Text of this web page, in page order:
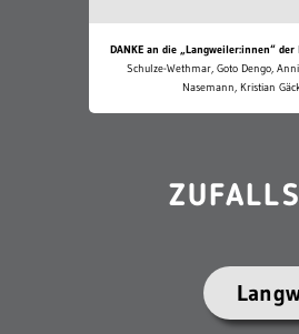
DANKE an die „Langweiler:innen“
Schulze-Wethmar, Goto Dengo,
Nasemann, Kristian